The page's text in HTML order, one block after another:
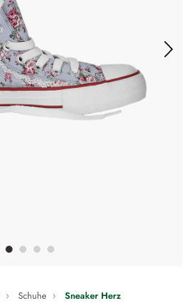
Schuhe Sneaker Herz